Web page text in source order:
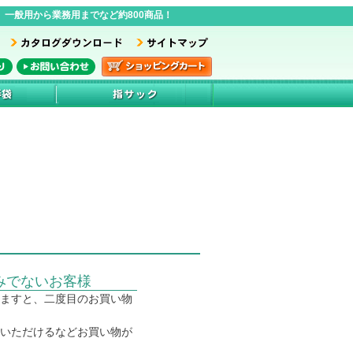
般用から業務用までなど約800商品！
でないお客様
すと、二度目のお買い物
ただけるなどお買い物が